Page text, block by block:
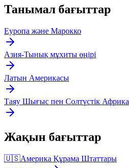
Танымал бағыттар
Еуропа және Марокко
Азия-Тынық мұхиты өңірі
Латын Америкасы
Таяу Шығыс пен Солтүстік Африка
Жақын бағыттар
🇺🇸Америка Құрама Штаттары